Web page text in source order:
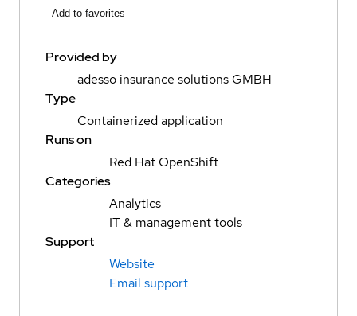
Add to favorites
Provided by
adesso insurance solutions GMBH
Type
Containerized application
Runs on
Red Hat OpenShift
Categories
Analytics
IT & management tools
Support
Website
Email support